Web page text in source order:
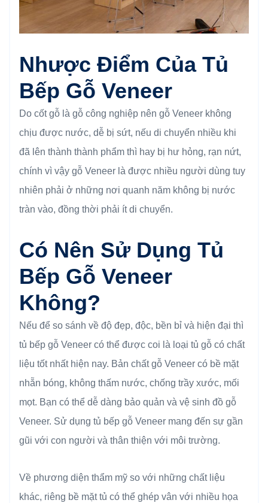
Nhược Điểm Của Tủ
Bếp Gỗ Veneer
Do cốt gỗ là gỗ công nghiệp nên gỗ Veneer không
chịu được nước, dễ bị sứt, nếu di chuyển nhiều khi
đã lên thành thành phẩm thì hay bị hư hỏng, rạn nứt,
chính vì vậy gỗ Veneer là được nhiều người dùng tuy
nhiên phải ở những nơi quanh năm không bị nước
tràn vào, đồng thời phải ít di chuyển.
Có Nên Sử Dụng Tủ
Bếp Gỗ Veneer
Không?
Nếu để so sánh về độ đẹp, độc, bền bỉ và hiện đại thì
tủ bếp gỗ Veneer có thể được coi là loại tủ gỗ có chất
liệu tốt nhất hiện nay. Bản chất gỗ Veneer có bề mặt
nhẵn bóng, không thấm nước, chống trầy xước, mối
mọt. Bạn có thể dễ dàng bảo quản và vệ sinh đồ gỗ
Veneer. Sử dụng tủ bếp gỗ Veneer mang đến sự gần
gũi với con người và thân thiện với môi trường.
Về phương diện thẩm mỹ so với những chất liệu
khác, riêng bề mặt tủ có thể ghép vân với nhiều họa